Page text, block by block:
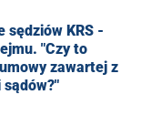
sędziów KRS -
"Czy to
zawartej z